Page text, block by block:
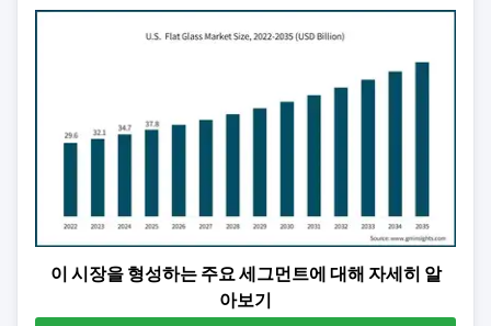
이 시장을 형성하는 주요 세그먼트에 대해 자세히 알
아보기